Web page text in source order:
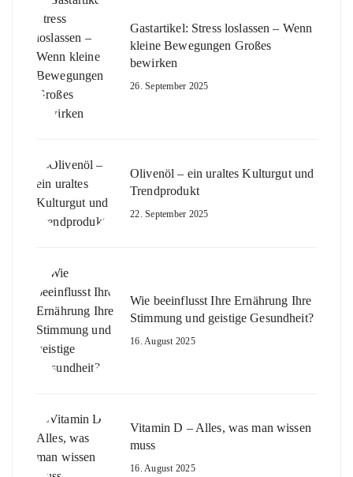
Gastartikel: Stress loslassen – Wenn
kleine Bewegungen Großes
bewirken
26. September 2025
Olivenöl – ein uraltes Kulturgut und
Trendprodukt
22. September 2025
Wie beeinflusst Ihre Ernährung Ihre
Stimmung und geistige Gesundheit?
16. August 2025
Vitamin D – Alles, was man wissen
muss
16. August 2025